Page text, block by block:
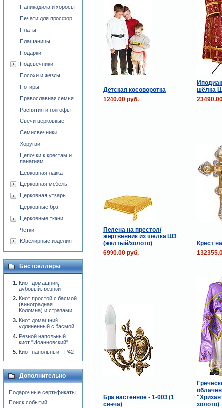
Детская косоворотка
шёлка
1240.00 руб.
Пелена на престол/
жертвенник из шёлка Ш3
(жёлтый/золото)
Крест
6990.00 руб.
Бра настенное - 1-003 (1
свеча)
золото)
Паникадила и хоросы
Печати для просфор
Платы
Плащаницы
Подарки
Подсвечники
Посохи и жезлы
Потиры
Православная семья
Распятия и голгофы
Свечи церковные
Семисвечники
Хоругви
Цепочки к крестам и
панагиям
Церковная лавка
Церковная мебель
Церковная утварь
Церковные бра
Церковные ткани
Чётки
Ювелирные изделия
Бестселлеры
Киот домашний,
дубовый, резной
Киот простой с басмой
(виноградная
Коломна) и стразами
Киот домашний
удлиненный с басмой
Резной напольный
киот "Иоанновский"
Киот напольный - P42
Дополнительно
Подарочные сертификаты
Поиск событий